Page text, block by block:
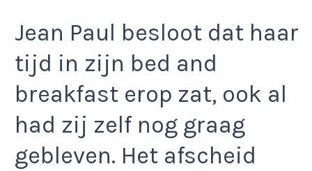
Jean Paul besloot dat haar
tijd in zijn bed and
breakfast erop zat, ook al
had zij zelf nog graag
gebleven. Het afscheid